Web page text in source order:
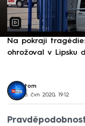
Na pokraji
ohrožoval v Lipsku
tom
8. čvn 2020, 19:12